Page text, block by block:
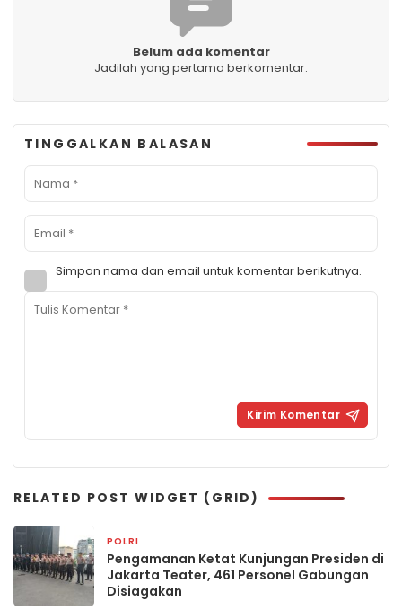
Belum ada komentar
Jadilah yang pertama berkomentar.
TINGGALKAN BALASAN
Simpan nama dan email untuk komentar berikutnya.
RELATED POST WIDGET (GRID)
POLRI
Pengamanan Ketat Kunjungan Presiden di
Jakarta Teater, 461 Personel Gabungan
Disiagakan